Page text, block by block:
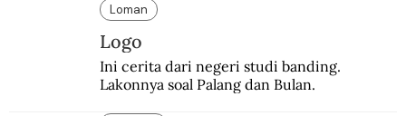
Loman
Logo
Ini cerita dari negeri studi banding.
Lakonnya soal Palang dan Bulan.